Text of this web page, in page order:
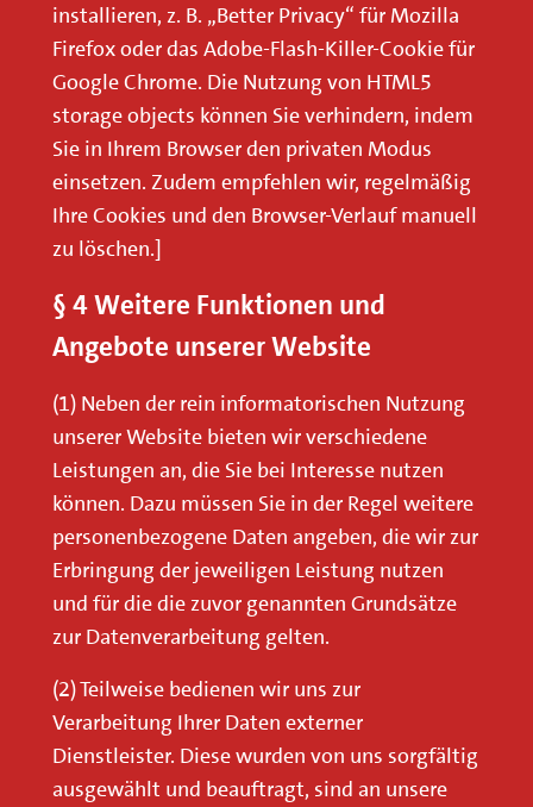
installieren, z. B. „Better Privacy“ für Mozilla
Firefox oder das Adobe-Flash-Killer-Cookie für
Google Chrome. Die Nutzung von HTML5
storage objects können Sie verhindern, indem
Sie in Ihrem Browser den privaten Modus
einsetzen. Zudem empfehlen wir, regelmäßig
Ihre Cookies und den Browser-Verlauf manuell
zu löschen.]
§ 4 Weitere Funktionen und
Angebote unserer Website
(1) Neben der rein informatorischen Nutzung
unserer Website bieten wir verschiedene
Leistungen an, die Sie bei Interesse nutzen
können. Dazu müssen Sie in der Regel weitere
personenbezogene Daten angeben, die wir zur
Erbringung der jeweiligen Leistung nutzen
und für die die zuvor genannten Grundsätze
zur Datenverarbeitung gelten.
(2) Teilweise bedienen wir uns zur
Verarbeitung Ihrer Daten externer
Dienstleister. Diese wurden von uns sorgfältig
ausgewählt und beauftragt, sind an unsere